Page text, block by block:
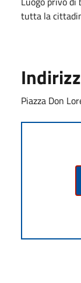
tutta la
Piazza Don